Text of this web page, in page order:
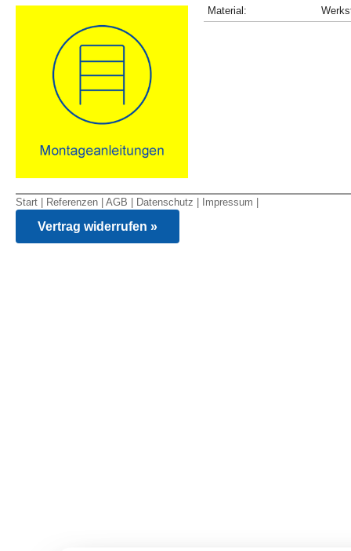
Material:
Start Referenzen AGB Datenschutz Impressum
Vertrag widerrufen »